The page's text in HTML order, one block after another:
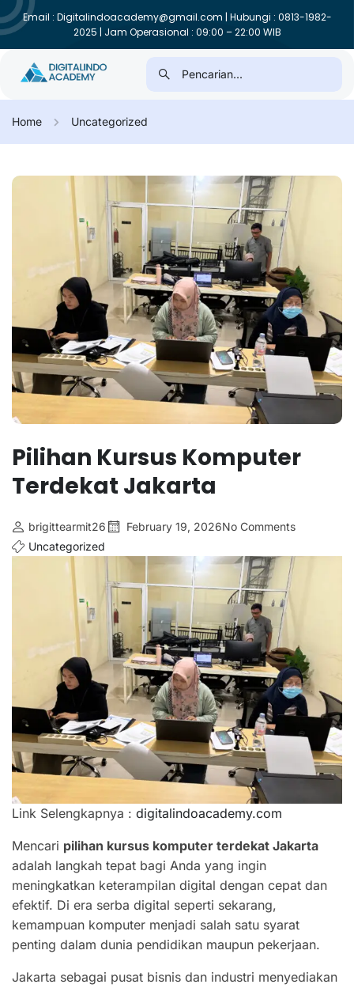
Email : Digitalindoacademy@gmail.com | Hubungi : 0813-1982-
2025 | Jam Operasional : 09:00 – 22:00 WIB
Home Uncategorized
Pilihan Kursus Komputer
Terdekat Jakarta
brigittearmit26 February 19, 2026No Comments
Uncategorized
Link Selengkapnya : digitalindoacademy.com
Mencari pilihan kursus komputer terdekat Jakarta
adalah langkah tepat bagi Anda yang ingin
meningkatkan keterampilan digital dengan cepat dan
efektif. Di era serba digital seperti sekarang,
kemampuan komputer menjadi salah satu syarat
penting dalam dunia pendidikan maupun pekerjaan.
Jakarta sebagai pusat bisnis dan industri menyediakan